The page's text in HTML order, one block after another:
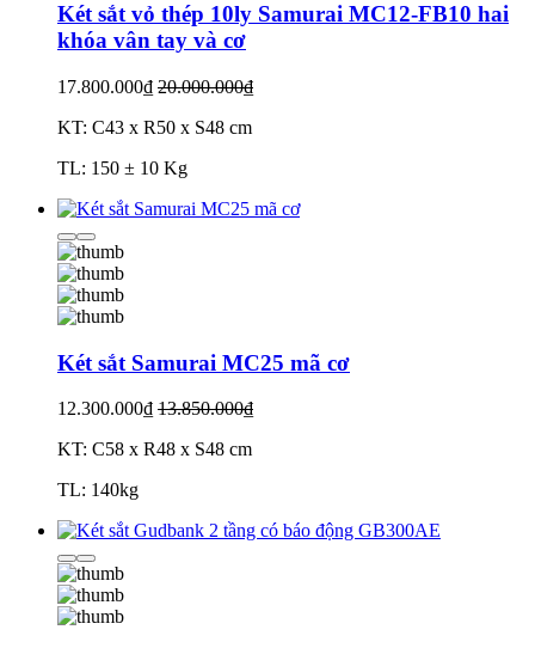
Két sắt vỏ thép 10ly Samurai MC12-FB10 hai
khóa vân tay và cơ
17.800.000₫ 20.000.000₫
KT: C43 x R50 x S48 cm
TL: 150 ± 10 Kg
Két sắt Samurai MC25 mã cơ
12.300.000₫ 13.850.000₫
KT: C58 x R48 x S48 cm
TL: 140kg